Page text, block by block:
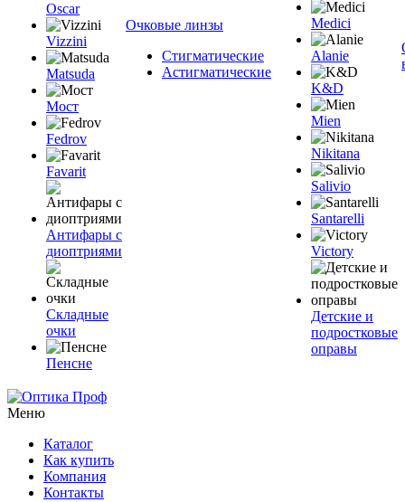
Oscar
Vizzini
Matsuda
Мост
Fedrov
Favarit
Антифары с
диоптриями
Складные
очки
Пенсне
Очковые линзы
Стигматические
Астигматические
Medici
Alanie
K&D
Mien
Nikitana
Salivio
Santarelli
Victory
Детские и
подростковые
оправы
Меню
Каталог
Как купить
Компания
Контакты